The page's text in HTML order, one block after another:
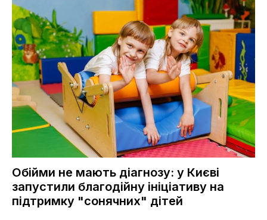
Обійми не мають діагнозу: у Києві
запустили благодійну ініціативу на
підтримку "сонячних" дітей